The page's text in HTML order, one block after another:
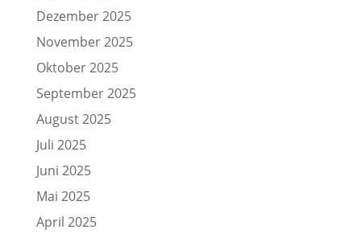
Dezember 2025
November 2025
Oktober 2025
September 2025
August 2025
Juli 2025
Juni 2025
Mai 2025
April 2025